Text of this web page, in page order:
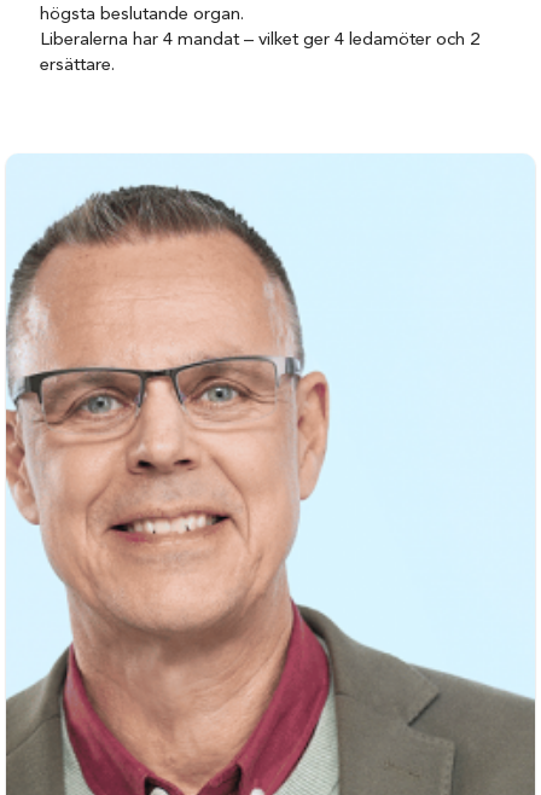
högsta beslutande organ.
Liberalerna har 4 mandat – vilket ger 4 ledamöter och 2
ersättare.